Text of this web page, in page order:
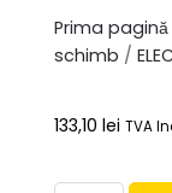
Prima pagină
schimb /
133,10 lei TVA